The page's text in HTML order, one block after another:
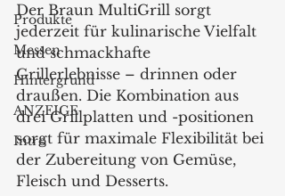
Produkte
Messen
Hintergrund
ANZEIGE
Intro
Der Braun MultiGrill sorgt
jederzeit für kulinarische Vielfalt
und schmackhafte
Grillerlebnisse – drinnen oder
draußen. Die Kombination aus
drei Grillplatten und -positionen
sorgt für maximale Flexibilität bei
der Zubereitung von Gemüse,
Fleisch und Desserts.